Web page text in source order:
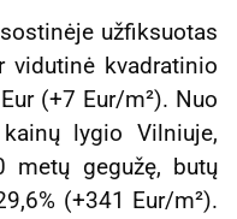
užfiksuotas
vidutinė kvadratinio
(+7 Eur/m²). Nuo
lygio Vilniuje,
metų gegužę, butų
(+341 Eur/m²).